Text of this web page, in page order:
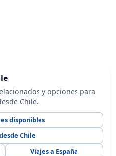
y opciones para
Chile.
disponibles
Chile
Viajes a España